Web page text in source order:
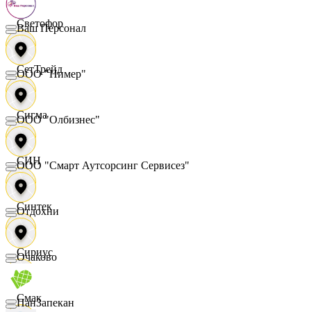
Светофор
СетТрейд
Сигма
СИН
Синтек
Сириус
Смак
Ваш Персонал
ООО "Нимер"
ООО "Олбизнес"
ООО "Смарт Аутсорсинг Сервисез"
Отдохни
Очаково
ПанЗапекан